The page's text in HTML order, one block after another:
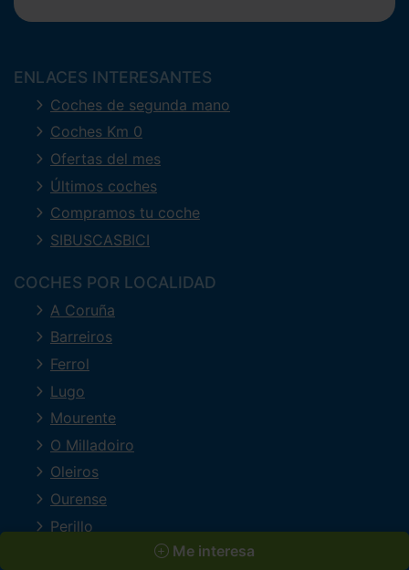
Me interesa
ENLACES INTERESANTES
Coches de segunda mano
Coches Km 0
Ofertas del mes
Últimos coches
Compramos tu coche
SIBUSCASBICI
COCHES POR LOCALIDAD
A Coruña
Barreiros
Ferrol
Lugo
Mourente
O Milladoiro
Oleiros
Ourense
Perillo